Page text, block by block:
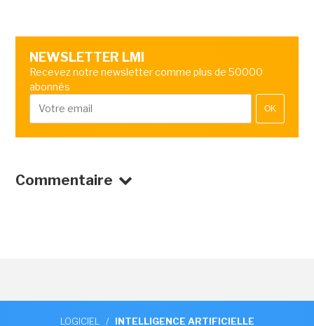
NEWSLETTER LMI
Recevez notre newsletter comme plus de 50000
abonnés
OK
Commentaire
LOGICIEL / INTELLIGENCE ARTIFICIELLE